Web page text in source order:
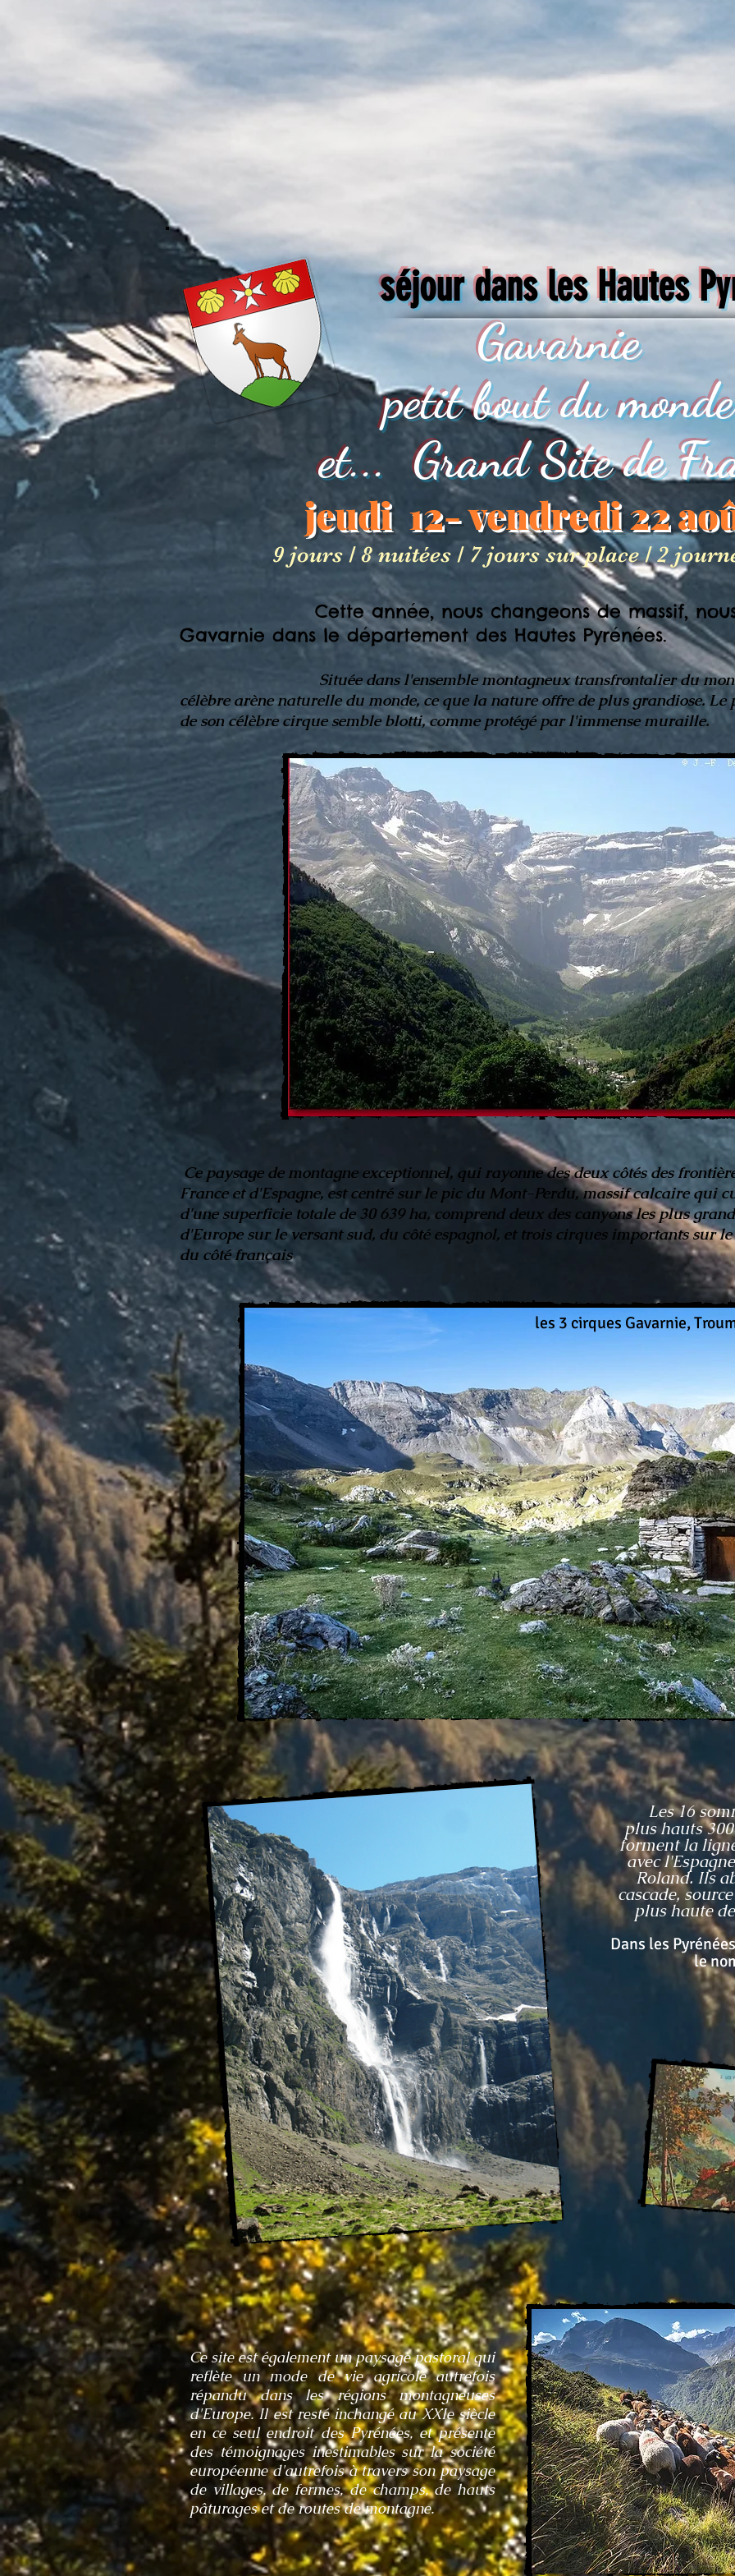
séjour dans les Hautes
Gavarnie
petit bout du monde
et... Grand Site de
jeudi 12- vendredi 22
9 jours / 8 nuitées / 7 jours sur place / 2
Cette année, nous changeons de massif,
Gavarnie dans le département des Hautes Pyrénées.
Située dans l'ensemble montagneux transfrontalier du
célèbre arène naturelle du monde, ce que la nature offre de plus grandiose.
de son célèbre cirque semble blotti, comme protégé par l'immense muraille.
Ce paysage de montagne exceptionnel, qui rayonne des deux côtés des
France et d'Espagne, est centré sur le pic du Mont-Perdu, massif calcaire qui
d'une superficie totale de 30 639 ha, comprend deux des canyons les plus
d'Europe sur le versant sud, du côté espagnol, et trois cirques importants sur
du côté français
Les 16
plus hauts
forment la
avec
Roland. Ils
cascade,
plus haute
Dans les
le
les 3 cirques Gavarnie,
Ce site est également un paysage pastoral qui
reflète un mode de vie agricole autrefois
répandu dans les régions montagneuses
d'Europe. Il est resté inchangé au XXIe siècle
en ce seul endroit des Pyrénées, et présente
des témoignages inestimables sur la société
européenne d'autrefois à travers son paysage
de villages, de fermes, de champs, de hauts
pâturages et de routes de montagne.